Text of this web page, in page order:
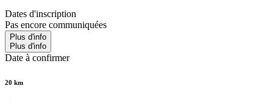
Dates d'inscription
Pas encore communiquées
Plus d'info
Plus d'info
Date à confirmer
20 km